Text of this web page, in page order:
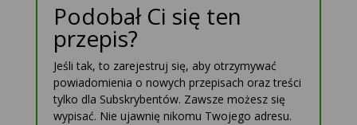
Podobał Ci się ten
przepis?
Jeśli tak, to zarejestruj się, aby otrzymywać
powiadomienia o nowych przepisach oraz treści
tylko dla Subskrybentów. Zawsze możesz się
wypisać. Nie ujawnię nikomu Twojego adresu.